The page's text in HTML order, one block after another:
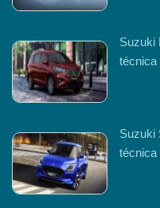
Suzuki
técnica
Suzuki
técnica